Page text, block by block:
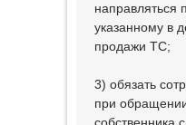
направляться
указанному в
продажи ТС;
3) обязать
при